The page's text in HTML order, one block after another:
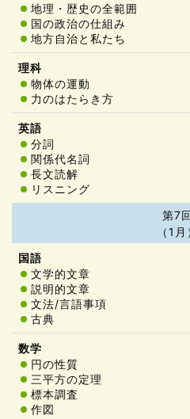
地理・歴史の全範囲
国の政治の仕組み
地方自治と私たち
物体の運動
力のはたらき方
分詞
関係代名詞
長文読解
リスニング
第7
（1月
文学的文章
説明的文章
文法/言語事項
古典
円の性質
三平方の定理
標本調査
作図